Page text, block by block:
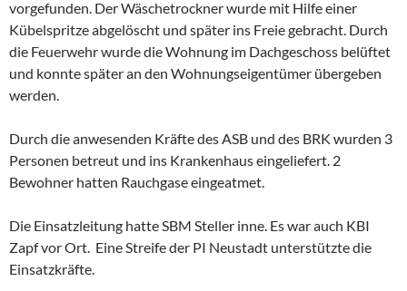
vorgefunden. Der Wäschetrockner wurde mit Hilfe einer
Kübelspritze abgelöscht und später ins Freie gebracht. Durch
die Feuerwehr wurde die Wohnung im Dachgeschoss belüftet
und konnte später an den Wohnungseigentümer übergeben
werden.
Durch die anwesenden Kräfte des ASB und des BRK wurden 3
Personen betreut und ins Krankenhaus eingeliefert. 2
Bewohner hatten Rauchgase eingeatmet.
Die Einsatzleitung hatte SBM Steller inne. Es war auch KBI
Zapf vor Ort. Eine Streife der PI Neustadt unterstützte die
Einsatzkräfte.